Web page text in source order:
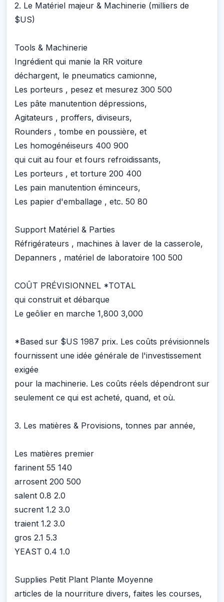
2. Le Matériel majeur & Machinerie (milliers de
$US)
Tools & Machinerie
Ingrédient qui manie la RR voiture
déchargent, le pneumatics camionne,
Les porteurs , pesez et mesurez 300 500
Les pâte manutention dépressions,
Agitateurs , proffers, diviseurs,
Rounders , tombe en poussière, et
Les homogénéiseurs 400 900
qui cuit au four et fours refroidissants,
Les porteurs , et torture 200 400
Les pain manutention éminceurs,
Les papier d'emballage , etc. 50 80
Support Matériel & Parties
Réfrigérateurs , machines à laver de la casserole,
Depanners , matériel de laboratoire 100 500
COÛT PRÉVISIONNEL *TOTAL
qui construit et débarque
Le geôlier en marche 1,800 3,000
*Based sur $US 1987 prix. Les coûts prévisionnels
fournissent une idée générale de l'investissement
exigée
pour la machinerie. Les coûts réels dépendront sur
seulement ce qui est acheté, quand, et où.
3. Les matières & Provisions, tonnes par année,
Les matières premier
farinent 55 140
arrosent 200 500
salent 0.8 2.0
sucrent 1.2 3.0
traient 1.2 3.0
gros 2.1 5.3
YEAST 0.4 1.0
Supplies Petit Plant Plante Moyenne
articles de la nourriture divers, faites les courses,